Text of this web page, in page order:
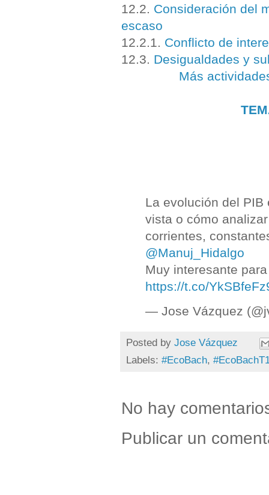
12.2. Consideración del
escaso
12.2.1. Conflicto de
12.3. Desigualdades y
Más
La evolución del
vista o cómo
corrientes,
@Manuj_Hidalgo
Muy interesante
https://t.co/
— Jose Vázquez
Posted by Jose Vázquez
Labels: #EcoBach,
No hay
Publicar un